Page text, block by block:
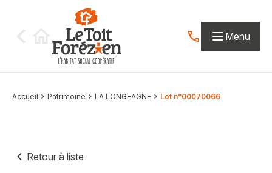
Contactez-nous
Menu
Accueil Patrimoine LA LONGEAGNE Lot n°00070066
Retour à liste